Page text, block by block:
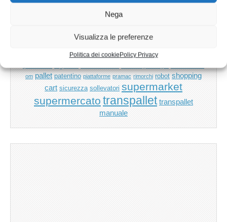
Nega
Visualizza le preferenze
Politica dei cookiePolicy Privacy
carrelli manualicarrelli portabagagli
carrello
della spesacarrello spesa
ecologia energia elettrica euro pallet gru
om pallet patentino piattaforme pramac rimorchi robot shopping
cart sicurezza sollevatori supermarket
supermercato transpallet transpallet
manuale